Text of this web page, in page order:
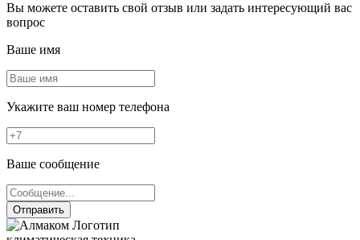
Вы можете оставить свой отзыв или задать интересующий вас
вопрос
Ваше имя
Укажите ваш номер телефона
Ваше сообщение
Отправить